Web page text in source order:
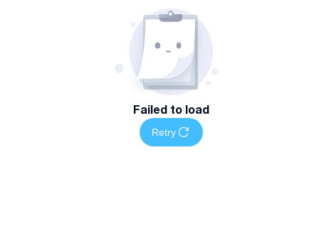
ინგლისურ ქართული თარგმანი ; gadatargmna ;
; ლიტერა ; inglisurad targmna ; ონლაინ თარჯიმანი ;
ენის თარჯიმანი ონლაინ ;
Failed to load
Retry